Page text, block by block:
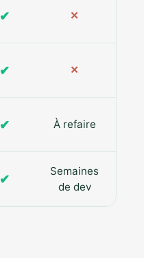
✔ ✕
✔ ✕
✔ À refaire
✔
Semaines
de dev